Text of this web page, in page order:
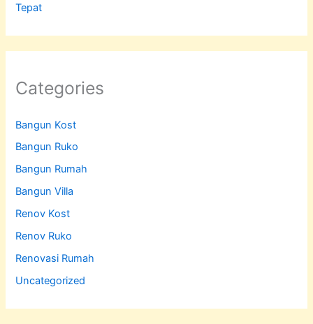
Tepat
Categories
Bangun Kost
Bangun Ruko
Bangun Rumah
Bangun Villa
Renov Kost
Renov Ruko
Renovasi Rumah
Uncategorized